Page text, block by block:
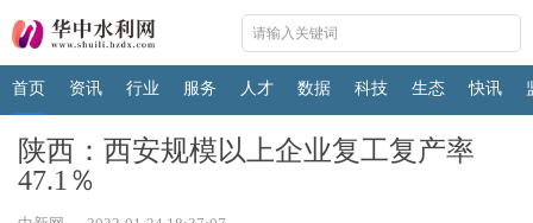
首页 资讯 行业 服务 人才 数据 科技 生态 快讯
陕西：西安规模以上企业复工复产率
47.1％